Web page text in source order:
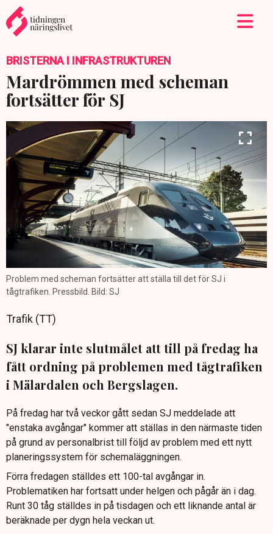
BRISTERNA I INFRASTRUKTUREN
Mardrömmen med scheman
fortsätter för SJ
Problem med scheman fortsätter att ställa till det för SJ i
tågtrafiken. Pressbild. Bild: SJ
Trafik (TT)
SJ klarar inte slutmålet att till på fredag ha
fått ordning på problemen med tågtrafiken
i Mälardalen och Bergslagen.
På fredag har två veckor gått sedan SJ meddelade att
"enstaka avgångar" kommer att ställas in den närmaste tiden
på grund av personalbrist till följd av problem med ett nytt
planeringssystem för schemaläggningen.
Förra fredagen ställdes ett 100-tal avgångar in.
Problematiken har fortsatt under helgen och pågår än i dag.
Runt 30 tåg ställdes in på tisdagen och ett liknande antal är
beräknade per dygn hela veckan ut.